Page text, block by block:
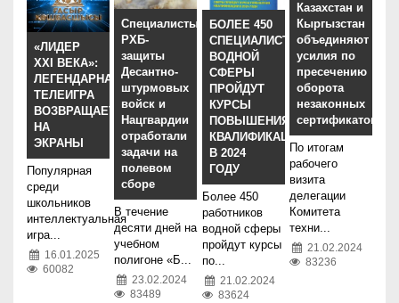
«ЛИДЕР
XXI ВЕКА»:
ЛЕГЕНДАРНАЯ
ТЕЛЕИГРА
ВОЗВРАЩАЕТСЯ
НА
ЭКРАНЫ
Популярная
среди
школьников
интеллектуальная
игра...
16.01.2025
60082
Специалисты
РХБ-
защиты
Десантно-
штурмовых
войск и
Нацгвардии
отработали
задачи на
полевом
сборе
В течение
десяти дней на
учебном
полигоне «Б...
23.02.2024
83489
БОЛЕЕ 450
СПЕЦИАЛИСТОВ
ВОДНОЙ
СФЕРЫ
ПРОЙДУТ
КУРСЫ
ПОВЫШЕНИЯ
КВАЛИФИКАЦИИ
В 2024
ГОДУ
Более 450
работников
водной сферы
пройдут курсы
по...
21.02.2024
83624
Казахстан и
Кыргызстан
объединяют
усилия по
пресечению
оборота
незаконных
сертификатов
По итогам
рабочего
визита
делегации
Комитета
техни...
21.02.2024
83236